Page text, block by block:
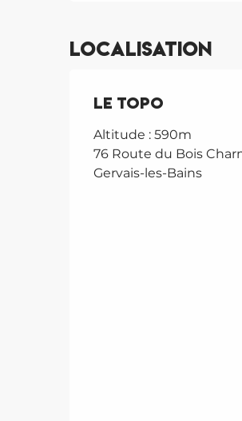
Localisation
Le Topo
Altitude : 590m
76 Route du Bois
Gervais-les-Bains